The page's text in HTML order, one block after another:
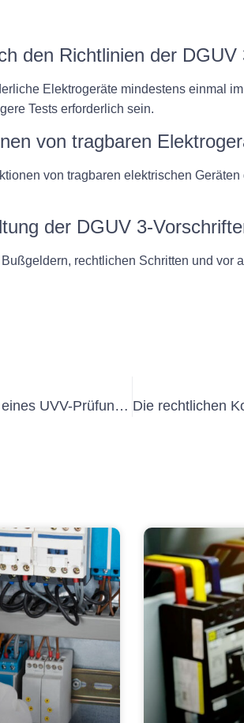
den Richtlinien der DGUV
Elektrogeräte mindestens einmal
Tests erforderlich sein.
von tragbaren
von tragbaren elektrischen
der DGUV 3-
rechtlichen Schritten und vor
Wichtige Faktoren, die Sie bei der Auswahl eines UVV-Prüfungsanbieters für Ihren Fuhrpark berücksichtigen sollten